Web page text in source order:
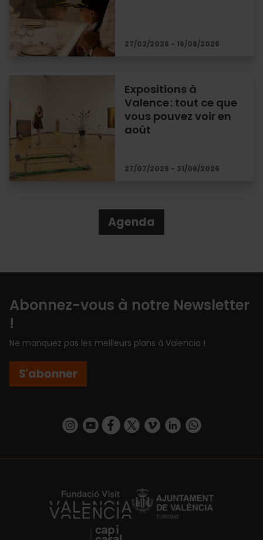
27/02/2026 - 16/08/2026
Expositions à
Valence : tout ce que
vous pouvez voir en
août
27/07/2026 - 31/08/2026
Agenda
Abonnez-vous à notre Newsletter
!
Ne manquez pas les meilleurs plans à Valencia !
S'abonner
https://www.instagram.com/visit_valencia/
https://www.youtube.com/user/
https://www.facebook.com/
https://twitter.com/
https://vimeo.com/
https://www.linkedin.com/company/turismo-valencia/https://api.whatsapp.com/send/
https://fundacion.visitvalencia.com/